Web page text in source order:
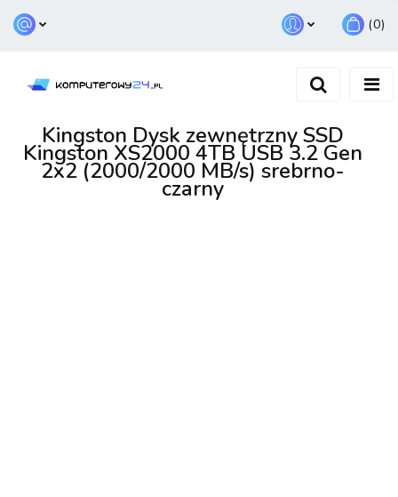
Zarejestruj się
(0)
Kingston Dysk zewnętrzny SSD
Kingston XS2000 4TB USB 3.2 Gen
2x2 (2000/2000 MB/s) srebrno-
czarny